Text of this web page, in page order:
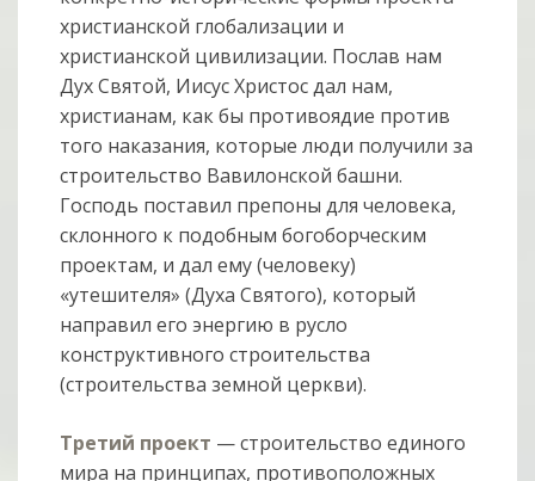
христианской глобализации и
христианской цивилизации. Послав нам
Дух Святой, Иисус Христос дал нам,
христианам, как бы противоядие против
того наказания, которые люди получили за
строительство Вавилонской башни.
Господь поставил препоны для человека,
склонного к подобным богоборческим
проектам, и дал ему (человеку)
«утешителя» (Духа Святого), который
направил его энергию в русло
конструктивного строительства
(строительства земной церкви).
Третий проект — строительство единого
мира на принципах, противоположных